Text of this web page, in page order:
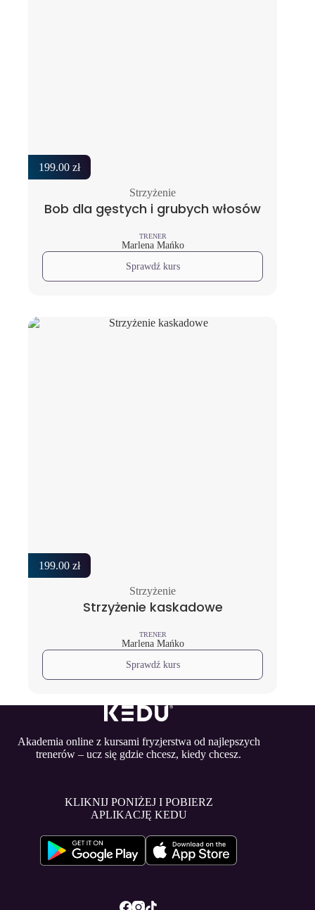
199.00 zł
Strzyżenie
Bob dla gęstych i grubych włosów
TRENER
Marlena Mańko
Sprawdź kurs
199.00 zł
Strzyżenie
Strzyżenie kaskadowe
TRENER
Marlena Mańko
Sprawdź kurs
Akademia online z kursami fryzjerstwa od najlepszych
trenerów – ucz się gdzie chcesz, kiedy chcesz.
KLIKNIJ PONIŻEJ I POBIERZ
APLIKACJĘ KEDU